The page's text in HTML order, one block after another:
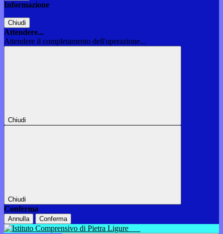
Informazione
Chiudi
Attendere...
Attendere il completamento dell'operazione...
Chiudi
Chiudi
Conferma
Annulla Conferma